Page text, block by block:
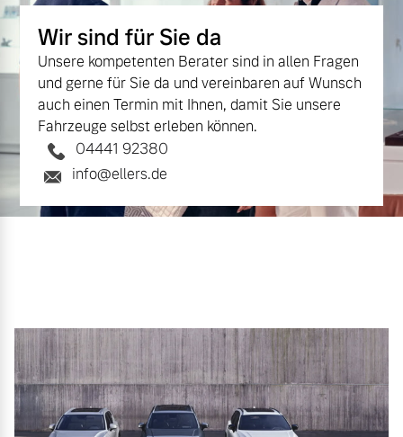
Mehr erfahren
Wir sind für Sie da
Unsere kompetenten Berater sind in allen Fragen
und gerne für Sie da und vereinbaren auf Wunsch
auch einen Termin mit Ihnen, damit Sie unsere
Fahrzeuge selbst erleben können.
04441 92380
info@ellers.de